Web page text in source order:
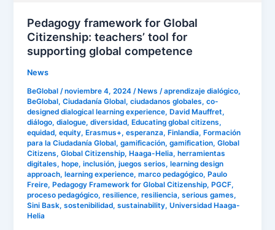
Pedagogy framework for Global
Citizenship: teachers’ tool for
supporting global competence
News
BeGlobal/noviembre 4, 2024/ News /aprendizaje dialógico,
BeGlobal,Ciudadanía Global,ciudadanos globales,co-
designed dialogical learning experience, David Mauffret,
diálogo,dialogue,diversidad, Educating global citizens,
equidad,equity, Erasmus+,esperanza, Finlandia, Formación
para la Ciudadanía Global,gamificación,gamification,Global
Citizens,Global Citizenship, Haaga-Helia, herramientas
digitales, hope,inclusión,juegos serios, learning design
approach, learning experience,marco pedagógico, Paulo
Freire, Pedagogy Framework for Global Citizenship, PGCF,
proceso pedagógico,resilience,resiliencia,serious games,
Sini Bask,sostenibilidad,sustainability,Universidad Haaga-
Helia
competence